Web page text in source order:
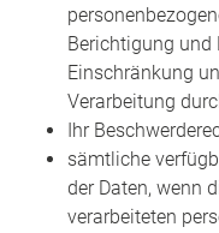
Berichtigung und
Einschränkung
Verarbeitung
Ihr
sämtliche
der Daten, wenn
verarbeiteten